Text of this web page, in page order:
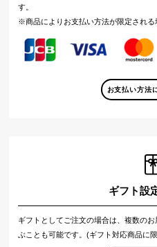
す。
※商品によりお支払い方法が限定される
お支払い方法
ギフト設
ギフトとしてご注文の場合は、複数の
ぶことも可能です。(ギフト対応商品に